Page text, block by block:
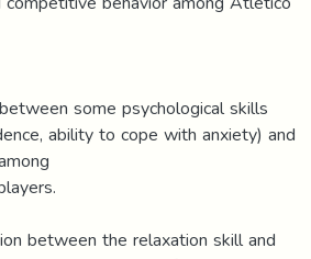
some psychological skills
ability to cope with anxiety) and
between the relaxation skill and